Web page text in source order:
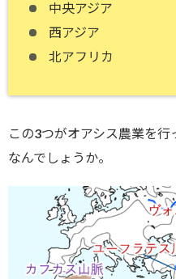
中央アジア
西アジア
北アフリカ
この3つがオアシス農業を
なんでしょうか。